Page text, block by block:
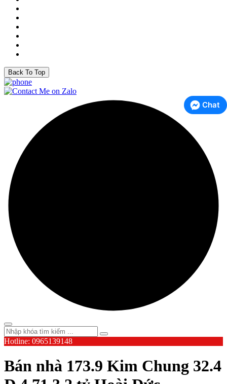
Back To Top
Chat
Hotline: 0965139148
Bán nhà 173.9 Kim Chung 32.4